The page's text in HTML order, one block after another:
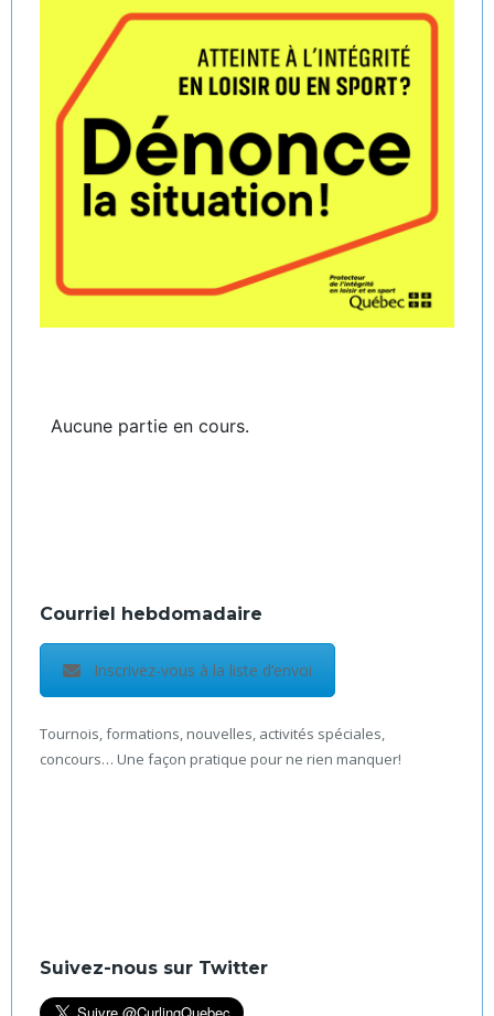
Aucune partie en cours.
Courriel hebdomadaire
Inscrivez-vous à la liste d’envoi
Tournois, formations, nouvelles, activités spéciales,
concours… Une façon pratique pour ne rien manquer!
Suivez-nous sur Twitter